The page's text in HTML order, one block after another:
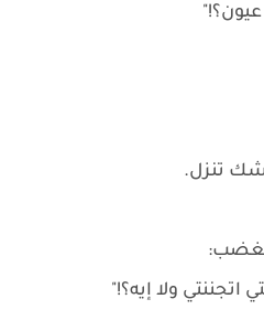
تنزل.
بغضب:
اتجننتي ولا إيه؟!"